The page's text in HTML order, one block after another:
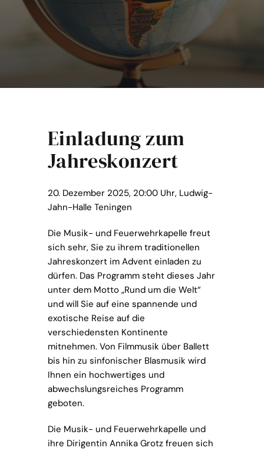
Chronik
Einladung zum
Jahreskonzert
20. Dezember 2025, 20:00 Uhr, Ludwig-
Jahn-Halle Teningen
Die Musik- und Feuerwehrkapelle freut
sich sehr, Sie zu ihrem traditionellen
Jahreskonzert im Advent einladen zu
dürfen. Das Programm steht dieses Jahr
unter dem Motto „Rund um die Welt“
und will Sie auf eine spannende und
exotische Reise auf die
verschiedensten Kontinente
mitnehmen. Von Filmmusik über Ballett
bis hin zu sinfonischer Blasmusik wird
Ihnen ein hochwertiges und
abwechslungsreiches Programm
geboten.
Die Musik- und Feuerwehrkapelle und
ihre Dirigentin Annika Grotz freuen sich